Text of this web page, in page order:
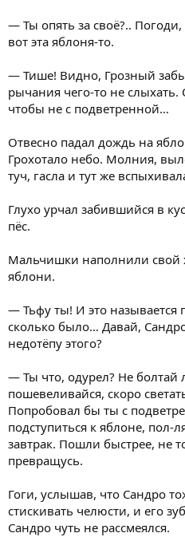
— Ты опять за своё?..
вот эта яблоня-то.
— Тише! Видно, Грозный
рычания чего-то не
чтобы не с подветренной…
Отвесно падал дождь на
Грохотало небо. Молния,
туч, гасла и тут же
Глухо урчал забившийся в
пёс.
Мальчишки наполнили
яблони.
— Тьфу ты! И это называется
сколько было… Давай,
недотёпу этого?
— Ты что, одурел? Не болтай
пошевеливайся, скоро
Попробовал бы ты с
подступиться к яблоне, пол-
завтрак. Пошли быстрее, не
превращусь.
Гоги, услышав, что Сандро
стискивать челюсти, и его
Сандро чуть не рассмеялся.